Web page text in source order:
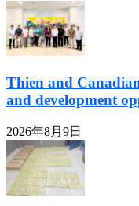
Thien and
and development
2026年8月9日